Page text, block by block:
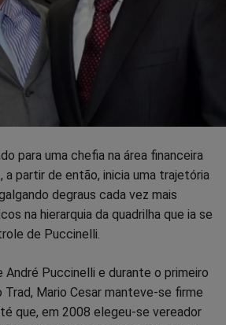
para uma chefia na área financeira
a partir de então, inicia uma trajetória
degraus cada vez mais
na hierarquia da quadrilha que ia se
de Puccinelli.
André Puccinelli e durante o primeiro
Trad, Mario Cesar manteve-se firme
que, em 2008 elegeu-se vereador